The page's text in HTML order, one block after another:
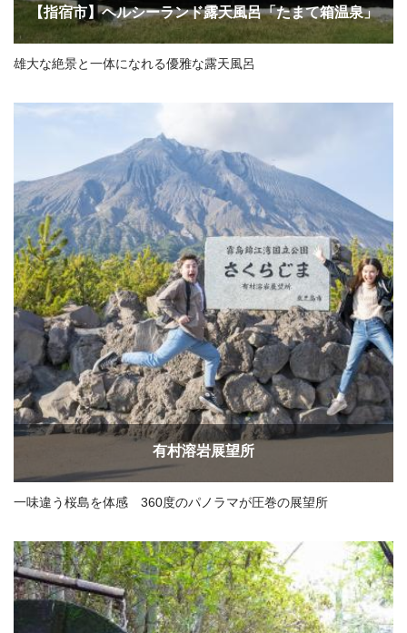
【指宿市】ヘルシーランド露天風呂「たまて箱温泉」
雄大な絶景と一体になれる優雅な露天風呂
有村溶岩展望所
一味違う桜島を体感 360度のパノラマが圧巻の展望所